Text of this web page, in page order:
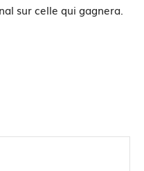
sur celle qui gagnera.